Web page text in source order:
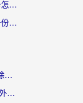
在海外玩坦克世界闪击战很卡怎么办？老玩家亲测有效的加速器选择指南
欧洲怎么玩新诛仙不卡顿？一份给海外游子的国服游戏畅玩指南
优酷手机app地域限制怎么解除？海外党亲测有效的追剧方案
全民K歌国外如何听原唱？海外党亲测有效的回国加速器选择指南